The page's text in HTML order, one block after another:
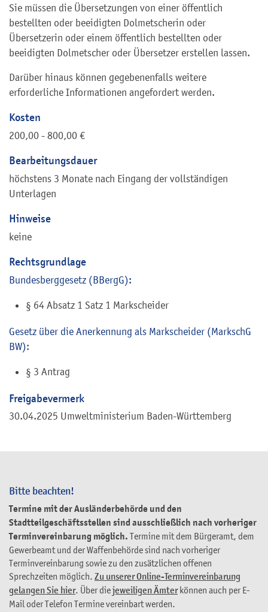
Bitte beachten!
Termine mit der Ausländerbehörde und den
Stadtteilgeschäftsstellen sind ausschließlich nach vorheriger
Terminvereinbarung möglich. Termine mit dem Bürgeramt, dem
Gewerbeamt und der Waffenbehörde sind nach vorheriger
Terminvereinbarung sowie zu den zusätzlichen offenen
Sprechzeiten möglich. Zu unserer Online-Terminvereinbarung
gelangen Sie hier. Über diejeweiligen Ämterkönnen auch per E-
Mail oder Telefon Termine vereinbart werden.
Sie müssen die Übersetzungen von einer öffentlich
bestellten oder beeidigten Dolmetscherin oder
Übersetzerin oder einem öffentlich bestellten oder
beeidigten Dolmetscher oder Übersetzer erstellen lassen.
Darüber hinaus können gegebenenfalls weitere
erforderliche Informationen angefordert werden.
Kosten
200,00 - 800,00 €
Bearbeitungsdauer
höchstens 3 Monate nach Eingang der vollständigen
Unterlagen
Hinweise
keine
Rechtsgrundlage
Bundesberggesetz (BBergG):
§ 64 Absatz 1 Satz 1 Markscheider
Gesetz über die Anerkennung als Markscheider (MarkschG
BW):
§ 3 Antrag
Freigabevermerk
30.04.2025 Umweltministerium Baden-Württemberg